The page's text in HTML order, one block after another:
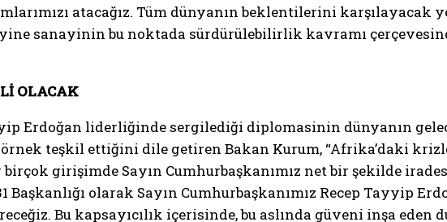
atacağız. Tüm dünyanın beklentilerini karşılayacak
sanayinin bu noktada sürdürülebilirlik kavramı
OLACAK
Erdoğan liderliğinde sergilediği diplomasinin dünyanın
örnek teşkil ettiğini dile getiren Bakan Kurum, “Afrika’daki
birçok girişimde Sayın Cumhurbaşkanımız net bir şekilde
Başkanlığı olarak Sayın Cumhurbaşkanımız Recep Tayyip
Bu kapsayıcılık içerisinde, bu aslında güveni inşa eden